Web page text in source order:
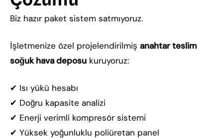
Biz hazır paket sistem satmıyoruz.
İşletmenize özel projelendirilmiş anahtar teslim
soğuk hava deposu kuruyoruz:
✔ Isı yükü hesabı
✔ Doğru kapasite analizi
✔ Enerji verimli kompresör sistemi
✔ Yüksek yoğunluklu poliüretan panel